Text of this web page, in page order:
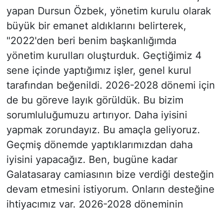
yapan Dursun Özbek, yönetim kurulu olarak
büyük bir emanet aldıklarını belirterek,
"2022'den beri benim başkanlığımda
yönetim kurulları oluşturduk. Geçtiğimiz 4
sene içinde yaptığımız işler, genel kurul
tarafından beğenildi. 2026-2028 dönemi için
de bu göreve layık görüldük. Bu bizim
sorumluluğumuzu artırıyor. Daha iyisini
yapmak zorundayız. Bu amaçla geliyoruz.
Geçmiş dönemde yaptıklarımızdan daha
iyisini yapacağız. Ben, bugüne kadar
Galatasaray camiasının bize verdiği desteğin
devam etmesini istiyorum. Onların desteğine
ihtiyacımız var. 2026-2028 döneminin